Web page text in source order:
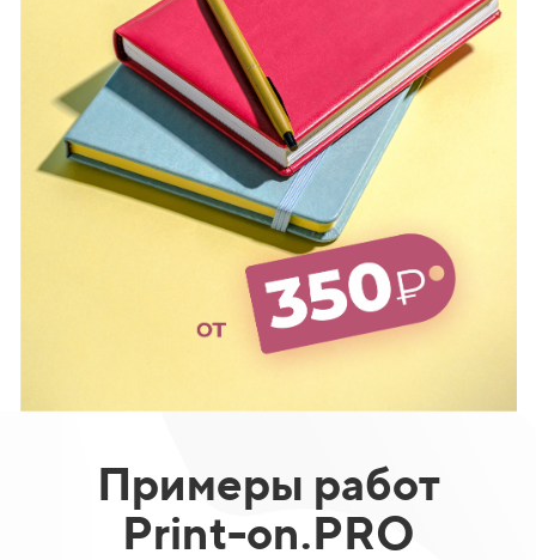
Примеры работ
Print-on.PRO